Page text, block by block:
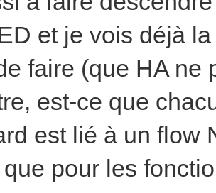
et je vois déjà
faire (que HA ne
est-ce que
est lié à un flow
pour les